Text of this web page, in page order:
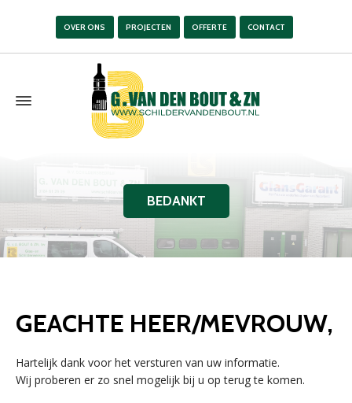
OVER ONS PROJECTEN OFFERTE CONTACT
BEDANKT
GEACHTE HEER/MEVROUW,
Hartelijk dank voor het versturen van uw informatie.
Wij proberen er zo snel mogelijk bij u op terug te komen.